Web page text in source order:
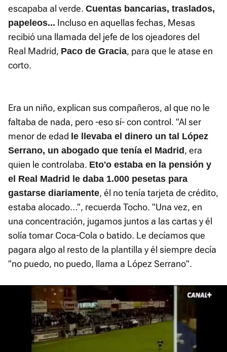
escapaba al verde. Cuentas bancarias, traslados,
papeleos... Incluso en aquellas fechas, Mesas
recibió una llamada del jefe de los ojeadores del
Real Madrid, Paco de Gracia, para que le atase en
corto.
Era un niño, explican sus compañeros, al que no le
faltaba de nada, pero -eso sí- con control. "Al ser
menor de edad le llevaba el dinero un tal López
Serrano, un abogado que tenía el Madrid , era
quien le controlaba. Eto'o estaba en la pensión y
el Real Madrid le daba 1.000 pesetas para
gastarse diariamente, él no tenía tarjeta de crédito,
estaba alocado…", recuerda Tocho. "Una vez, en
una concentración, jugamos juntos a las cartas y él
solía tomar Coca-Cola o batido. Le decíamos que
pagara algo al resto de la plantilla y él siempre decía
"no puedo, no puedo, llama a López Serrano".